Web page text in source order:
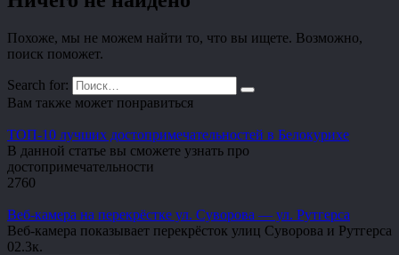
Похоже, мы не можем найти то, что вы ищете. Возможно,
поиск поможет.
Search for:
Вам также может понравиться
ТОП-10 лучших достопримечательностей в Белокурихе
В данной статье вы сможете узнать про
достопримечательности
2760
Веб-камера на перекрёстке ул. Суворова — ул. Рутгерса
Веб-камера показывает перекрёсток улиц Суворова и Рутгерса
02.3к.